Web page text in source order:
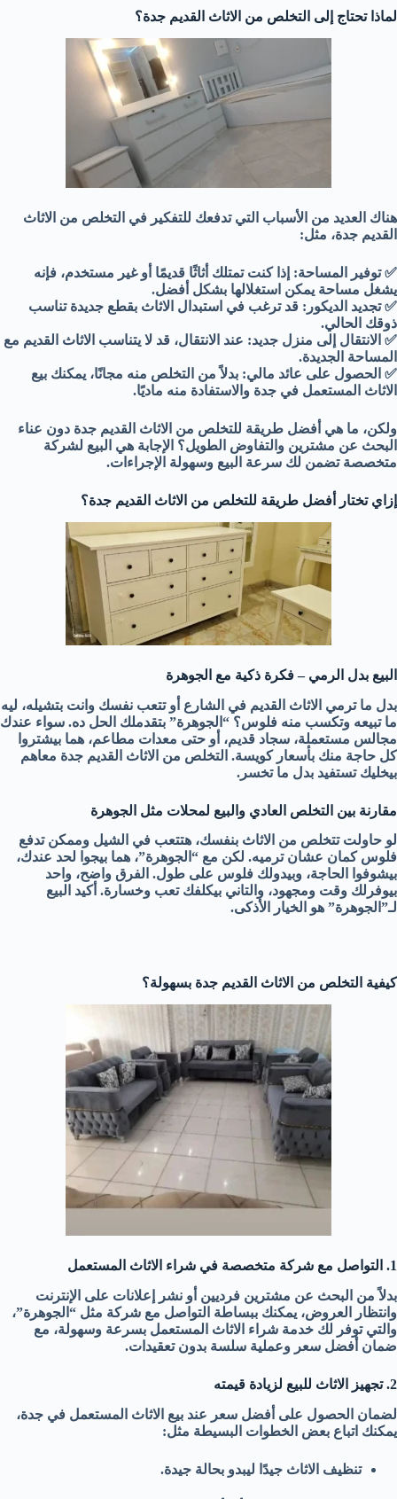
لماذا تحتاج إلى التخلص من الاثاث القديم جدة؟
هناك العديد من الأسباب التي تدفعك للتفكير في التخلص من الاثاث
القديم جدة، مثل:
✅ توفير المساحة: إذا كنت تمتلك أثاثًا قديمًا أو غير مستخدم، فإنه
يشغل مساحة يمكن استغلالها بشكل أفضل.
✅ تجديد الديكور: قد ترغب في استبدال الاثاث بقطع جديدة تناسب
ذوقك الحالي.
✅ الانتقال إلى منزل جديد: عند الانتقال، قد لا يتناسب الاثاث القديم مع
المساحة الجديدة.
✅ الحصول على عائد مالي: بدلاً من التخلص منه مجانًا، يمكنك بيع
الاثاث المستعمل في جدة والاستفادة منه ماديًا.
ولكن، ما هي أفضل طريقة للتخلص من الاثاث القديم جدة دون عناء
البحث عن مشترين والتفاوض الطويل؟ الإجابة هي البيع لشركة
متخصصة تضمن لك سرعة البيع وسهولة الإجراءات.
إزاي تختار أفضل طريقة للتخلص من الاثاث القديم جدة؟
البيع بدل الرمي – فكرة ذكية مع الجوهرة
بدل ما ترمي الاثاث القديم في الشارع أو تتعب نفسك وانت بتشيله، ليه
ما تبيعه وتكسب منه فلوس؟ “الجوهرة” بتقدملك الحل ده. سواء عندك
مجالس مستعملة، سجاد قديم، أو حتى معدات مطاعم، هما بيشتروا
كل حاجة منك بأسعار كويسة. التخلص من الاثاث القديم جدة معاهم
بيخليك تستفيد بدل ما تخسر.
مقارنة بين التخلص العادي والبيع لمحلات مثل الجوهرة
لو حاولت تتخلص من الاثاث بنفسك، هتتعب في الشيل وممكن تدفع
فلوس كمان عشان ترميه. لكن مع “الجوهرة”، هما بيجوا لحد عندك،
بيشوفوا الحاجة، وبيدولك فلوس على طول. الفرق واضح، واحد
بيوفرلك وقت ومجهود، والتاني بيكلفك تعب وخسارة. أكيد البيع
لـ”الجوهرة” هو الخيار الأذكى.
كيفية التخلص من الاثاث القديم جدة بسهولة؟
1. التواصل مع شركة متخصصة في شراء الاثاث المستعمل
بدلاً من البحث عن مشترين فرديين أو نشر إعلانات على الإنترنت
وانتظار العروض، يمكنك ببساطة التواصل مع شركة مثل “الجوهرة”،
والتي توفر لك خدمة شراء الاثاث المستعمل بسرعة وسهولة، مع
ضمان أفضل سعر وعملية سلسة بدون تعقيدات.
2. تجهيز الاثاث للبيع لزيادة قيمته
لضمان الحصول على أفضل سعر عند بيع الاثاث المستعمل في جدة،
يمكنك اتباع بعض الخطوات البسيطة مثل:
تنظيف الاثاث جيدًا ليبدو بحالة جيدة.